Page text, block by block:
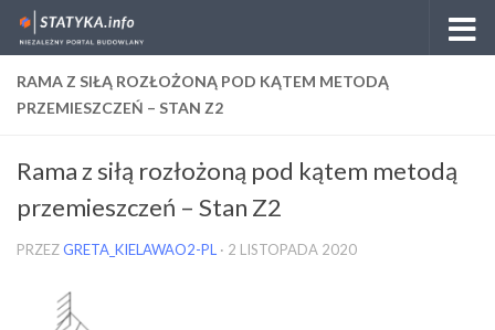
Skip to content
RAMA Z SIŁĄ ROZŁOŻONĄ POD KĄTEM METODĄ
PRZEMIESZCZEŃ – STAN Z2
Rama z siłą rozłożoną pod kątem metodą
przemieszczeń – Stan Z2
PRZEZGRETA_KIELAWAO2-PL · 2 LISTOPADA 2020